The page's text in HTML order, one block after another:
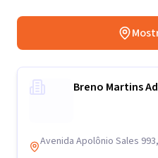
Breno Martins
Avenida Apolônio Sales